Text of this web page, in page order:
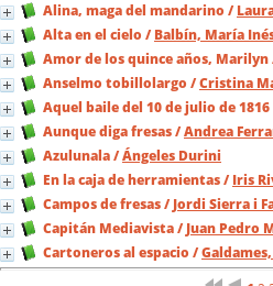
Alina, maga del mandarino /
Alta en el cielo / Balbín, María
Amor de los quince años, Marilyn
Anselmo tobillolargo /Cristina
Aquel baile del 10 de julio de 1816
Aunque diga fresas/Andrea
Azulunala/Ángeles Durini
En la caja de herramientas/ Iris
Campos de fresas/ Jordi Sierra i
Capitán Mediavista/ Juan Pedro
Cartoneros al espacio /